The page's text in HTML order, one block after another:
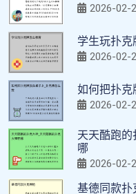
2026-02-
学生玩扑克
2026-02-
如何把扑克
2026-02-
天天酷跑
哪
2026-02-
基德同款扑